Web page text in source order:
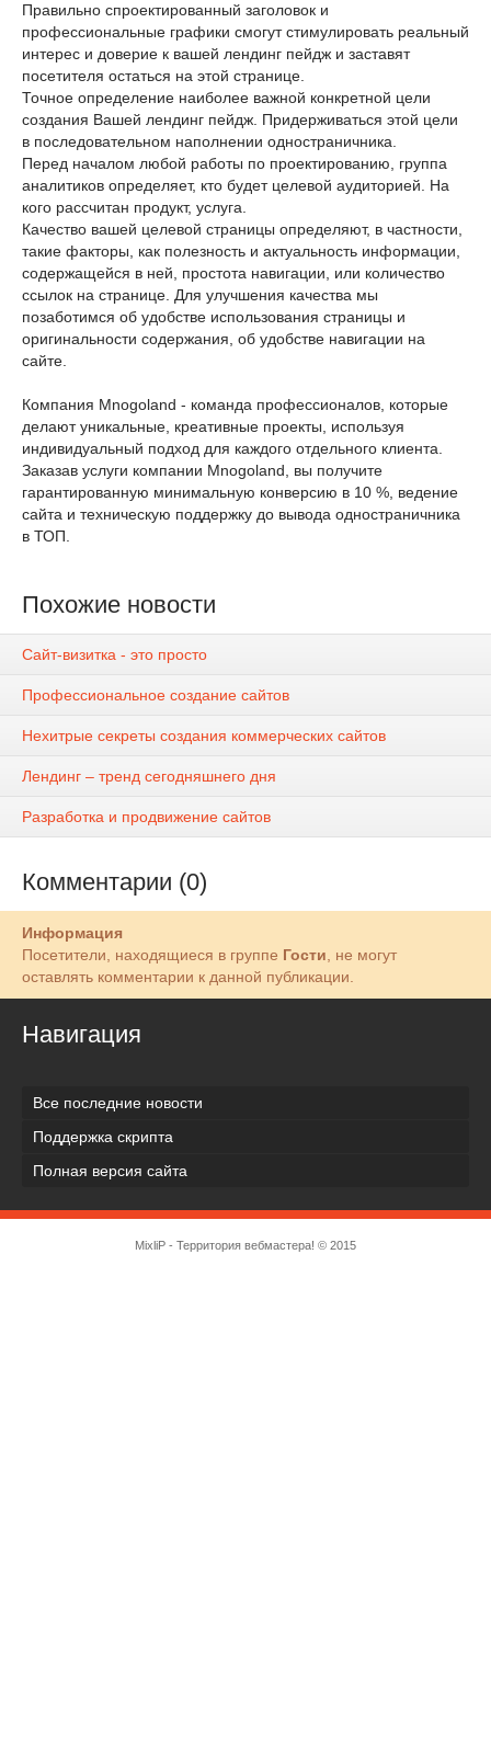
Правильно спроектированный заголовок и
профессиональные графики смогут стимулировать реальный
интерес и доверие к вашей лендинг пейдж и заставят
посетителя остаться на этой странице.
Точное определение наиболее важной конкретной цели
создания Вашей лендинг пейдж. Придерживаться этой цели
в последовательном наполнении одностраничника.
Перед началом любой работы по проектированию, группа
аналитиков определяет, кто будет целевой аудиторией. На
кого рассчитан продукт, услуга.
Качество вашей целевой страницы определяют, в частности,
такие факторы, как полезность и актуальность информации,
содержащейся в ней, простота навигации, или количество
ссылок на странице. Для улучшения качества мы
позаботимся об удобстве использования страницы и
оригинальности содержания, об удобстве навигации на
сайте.
Компания Mnogoland - команда профессионалов, которые
делают уникальные, креативные проекты, используя
индивидуальный подход для каждого отдельного клиента.
Заказав услуги компании Mnogoland, вы получите
гарантированную минимальную конверсию в 10 %, ведение
сайта и техническую поддержку до вывода одностраничника
в ТОП.
Похожие новости
Сайт-визитка - это просто
Профессиональное создание сайтов
Нехитрые секреты создания коммерческих сайтов
Лендинг – тренд сегодняшнего дня
Разработка и продвижение сайтов
Комментарии (0)
Информация
Посетители, находящиеся в группе Гости, не могут
оставлять комментарии к данной публикации.
Навигация
Все последние новости
Поддержка скрипта
Полная версия сайта
MixliP - Территория вебмастера! © 2015